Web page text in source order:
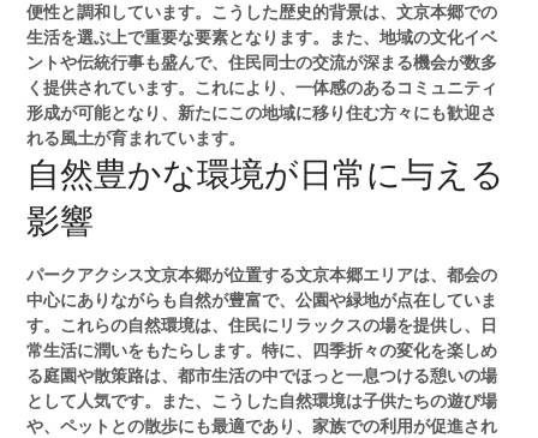
便性と調和しています。こうした歴史的背景は、文京本郷での
生活を選ぶ上で重要な要素となります。また、地域の文化イベ
ントや伝統行事も盛んで、住民同士の交流が深まる機会が数多
く提供されています。これにより、一体感のあるコミュニティ
形成が可能となり、新たにこの地域に移り住む方々にも歓迎さ
れる風土が育まれています。
自然豊かな環境が日常に与える
影響
パークアクシス文京本郷が位置する文京本郷エリアは、都会の
中心にありながらも自然が豊富で、公園や緑地が点在していま
す。これらの自然環境は、住民にリラックスの場を提供し、日
常生活に潤いをもたらします。特に、四季折々の変化を楽しめ
る庭園や散策路は、都市生活の中でほっと一息つける憩いの場
として人気です。また、こうした自然環境は子供たちの遊び場
や、ペットとの散歩にも最適であり、家族での利用が促進され